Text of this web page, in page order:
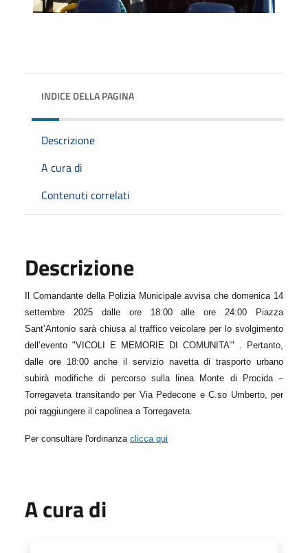
INDICE DELLA PAGINA
Descrizione
A cura di
Contenuti correlati
Descrizione
Il Comandante della Polizia Municipale avvisa che domenica 14
settembre 2025 dalle ore 18:00 alle ore 24:00 Piazza
Sant’Antonio sarà chiusa al traffico veicolare per lo svolgimento
dell’evento "VICOLI E MEMORIE DI COMUNITA’" . Pertanto,
dalle ore 18:00 anche il servizio navetta di trasporto urbano
subirà modifiche di percorso sulla linea Monte di Procida –
Torregaveta transitando per Via Pedecone e C.so Umberto, per
poi raggiungere il capolinea a Torregaveta.
Per consultare l'ordinanza clicca qui
A cura di